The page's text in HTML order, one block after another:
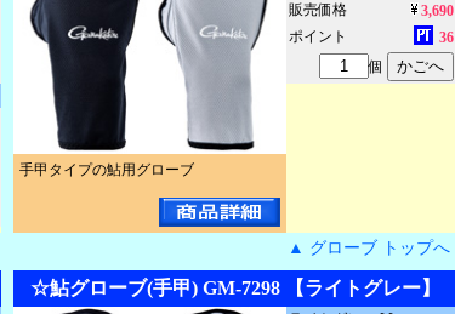
手甲タイプの鮎用グローブ
販売価格
3,690
ポイント
36
個
▲ グローブ トップへ
☆鮎グローブ(手甲) GM-7298 【ライトグレー】